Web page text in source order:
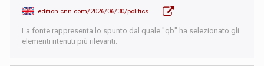
La fonte rappresenta lo spunto dal quale "qb" ha selezionato gli
elementi ritenuti più rilevanti.